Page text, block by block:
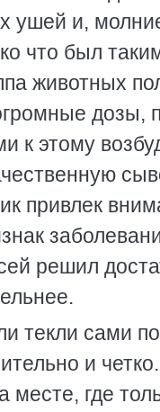
ушей и,
что был
животных
дозы,
к этому
привлек
решил
текли сами
и
месте, где